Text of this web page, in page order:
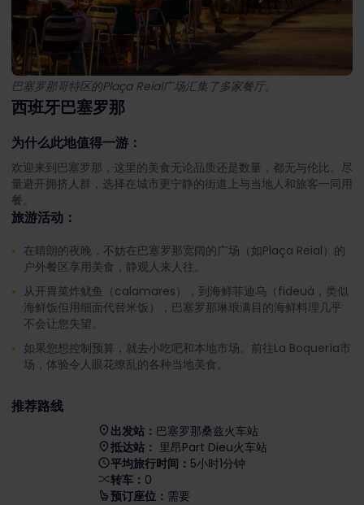
巴塞罗那哥特区的Plaça Reial广场汇集了多家餐厅。
西班牙巴塞罗那
为什么此地值得一游：
欢迎来到巴塞罗那，这里的美食无论品质还是数量，都无与伦比。尽
量避开拥挤人群，选择在城市更宁静的街道上与当地人和旅客一同用
餐。
旅游活动：
在晴朗的夜晚，不妨在巴塞罗那宽阔的广场（如Plaça Reial）的
户外餐区享用美食，静观人来人往。
从开胃菜炸鱿鱼（calamares），到海鲜菲迪乌（fideuà，类似
海鲜饭但用细面代替米饭），巴塞罗那琳琅满目的海鲜料理几乎
不会让您失望。
如果您想控制预算，就去小吃吧和本地市场。前往La Boquería市
场，体验令人眼花缭乱的各种当地美食。
推荐路线
出发站： 巴塞罗那桑兹火车站
抵达站： 里昂Part Dieu火车站
平均旅行时间： 5小时1分钟
转车： 0
预订座位： 需要